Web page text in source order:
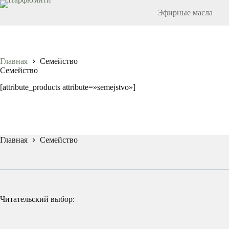
Перейти
Эфирные масла
Главная
Семейство
Семейство
[attribute_products attribute=»semejstvo»]
Главная Семейство
Читательский выбор: